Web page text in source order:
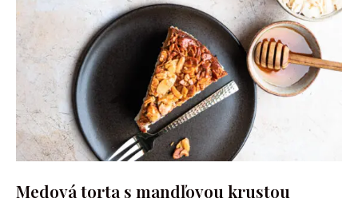
Medová torta s mandľovou krustou